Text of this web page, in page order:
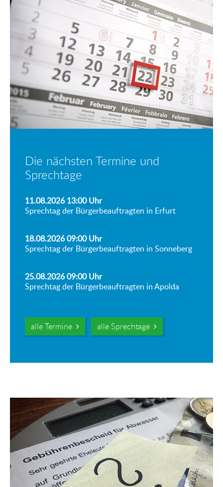
Die nächsten Termine und
Sprechtage
11.08.2026 13:00Uhr
Sprechtag der Bürgerbeauftragten in Erfurt
18.08.2026 09:00Uhr
Sprechtag der Bürgerbeauftragten in Sonneberg
25.08.2026 09:00Uhr
Sprechtag der Bürgerbeauftragten in Apolda
alle Termine alle Sprechtage